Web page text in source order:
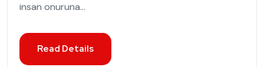
insan onuruna...
Read Details